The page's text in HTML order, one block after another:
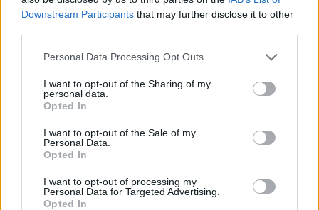
Downstream Participants that may further disclose it to other
Please note that this website/app uses one or more Google
not limited to your visit or usage behaviour. You may click to
grant or deny consent to Google and its third-party tags to
use your data for below specified purposes in below Google
consent section.
Personal Data Processing Opt Outs
I want to opt-out of the Sharing of my
personal data.
Opted In
I want to opt-out of the Sale of my
Personal Data.
Opted In
I want to opt-out of processing my
Personal Data for Targeted Advertising.
Opted In
támad kedve kirándulni a természetbe.